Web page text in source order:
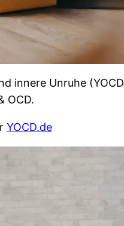
innere Unruhe
OCD.
YOCD.de